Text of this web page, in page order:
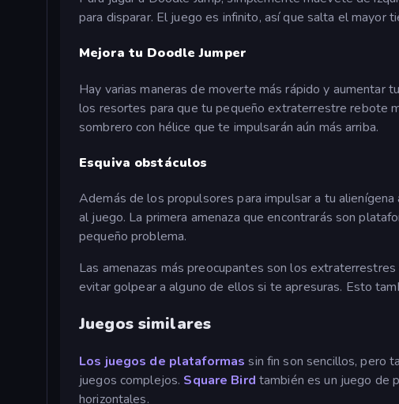
para disparar. El juego es infinito, así que salta el mayor
Mejora tu Doodle Jumper
Hay varias maneras de moverte más rápido y aumentar
los resortes para que tu pequeño extraterrestre rebote
sombrero con hélice que te impulsarán aún más arriba.
Esquiva obstáculos
Además de los propulsores para impulsar a tu
al juego. La primera amenaza que encontrarás son
pequeño problema.
Las amenazas más preocupantes son los
evitar golpear a alguno de ellos si te apresuras. Esto
Juegos similares
Los juegos de plataformas sin fin son sencillos, pero
juegos complejos. Square Bird también es un juego de
horizontales.